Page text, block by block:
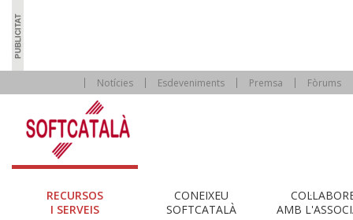
Notícies Esdeveniments Premsa Fòrums
RECURSOS
I SERVEIS
CONEIXEU
SOFTCATALÀ
AMB